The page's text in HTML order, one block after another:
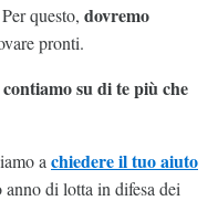
questo, dovremo
pronti.
contiamo su di te più che
a chiedere il tuo aiuto
di lotta in difesa dei